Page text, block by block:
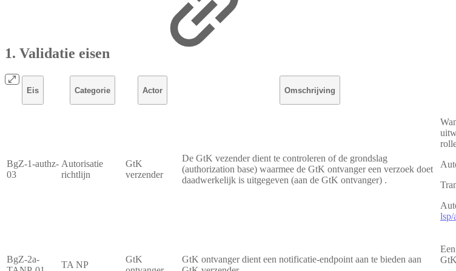
1. Validatie eisen
Eis Categorie Actor Omschrijving
BgZ-1-authz-
03
Autorisatie
richtlijn
GtK
verzender
De GtK vezender dient te controleren of de grondslag
(authorization base) waarmee de GtK ontvanger een verzoek doet
daadwerkelijk is uitgegeven (aan de GtK ontvanger) .
lsp/
BgZ-2a-
TA NP
GtK
GtK ontvanger dient een notificatie-endpoint aan te bieden aan